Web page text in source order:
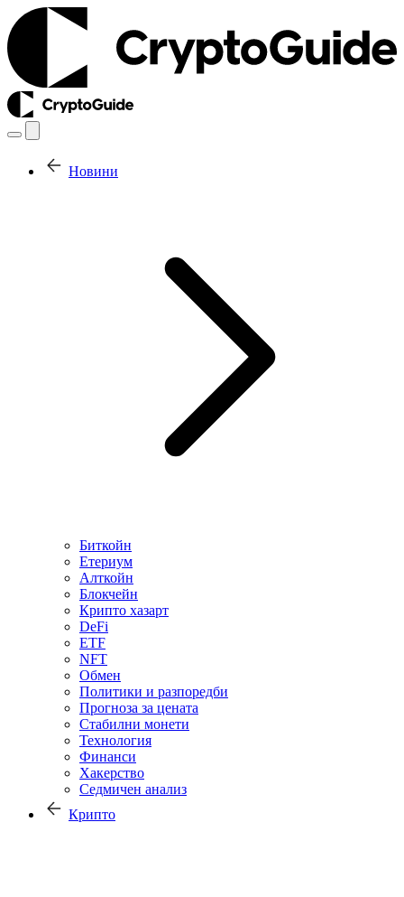
Новини
Биткойн
Етериум
Алткойн
Блокчейн
Крипто хазарт
DeFi
ETF
NFT
Обмен
Политики и разпоредби
Прогноза за цената
Стабилни монети
Технология
Финанси
Хакерство
Седмичен анализ
Крипто